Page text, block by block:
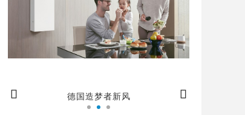
德国造梦者新风
 